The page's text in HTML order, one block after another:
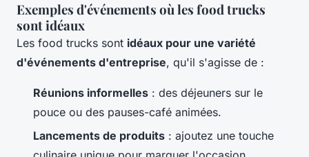
Exemples d'événements où les food trucks
sont idéaux
Les food trucks sont idéaux pour une variété
d'événements d'entreprise, qu'il s'agisse de :
Réunions informelles : des déjeuners sur le
pouce ou des pauses-café animées.
Lancements de produits : ajoutez une touche